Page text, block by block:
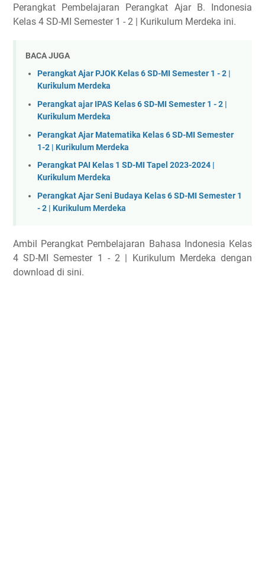
Perangkat Pembelajaran Perangkat Ajar B. Indonesia
Kelas 4 SD-MI Semester 1 - 2 | Kurikulum Merdeka ini.
BACA JUGA
Perangkat Ajar PJOK Kelas 6 SD-MI Semester 1 - 2 |
Kurikulum Merdeka
Perangkat ajar IPAS Kelas 6 SD-MI Semester 1 - 2 |
Kurikulum Merdeka
Perangkat Ajar Matematika Kelas 6 SD-MI Semester
1-2 | Kurikulum Merdeka
Perangkat PAI Kelas 1 SD-MI Tapel 2023-2024 |
Kurikulum Merdeka
Perangkat Ajar Seni Budaya Kelas 6 SD-MI Semester 1
- 2 | Kurikulum Merdeka
Ambil Perangkat Pembelajaran Bahasa Indonesia Kelas
4 SD-MI Semester 1 - 2 | Kurikulum Merdeka dengan
download di sini.